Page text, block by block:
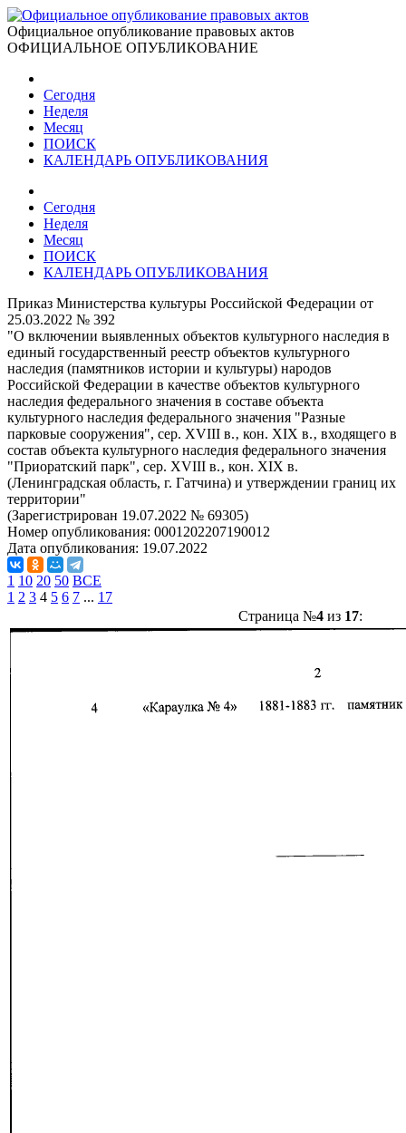
Официальное опубликование правовых актов
ОФИЦИАЛЬНОЕ ОПУБЛИКОВАНИЕ
Сегодня
Неделя
Месяц
ПОИСК
КАЛЕНДАРЬ ОПУБЛИКОВАНИЯ
Сегодня
Неделя
Месяц
ПОИСК
КАЛЕНДАРЬ ОПУБЛИКОВАНИЯ
Приказ Министерства культуры Российской Федерации от
25.03.2022 № 392
"О включении выявленных объектов культурного наследия в
единый государственный реестр объектов культурного
наследия (памятников истории и культуры) народов
Российской Федерации в качестве объектов культурного
наследия федерального значения в составе объекта
культурного наследия федерального значения "Разные
парковые сооружения", сер. ХVIII в.‚ кон. ХIХ в.‚ входящего в
состав объекта культурного наследия федерального значения
"Приоратский парк", сер. ХVIII в.‚ кон. ХIХ в.
(Ленинградская область, г. Гатчина) и утверждении границ их
территории"
(Зарегистрирован 19.07.2022 № 69305)
Номер опубликования: 0001202207190012
Дата опубликования: 19.07.2022
1 10 20 50 ВСЕ
1 2 3 4 5 6 7 ... 17
Страница №4из 17: